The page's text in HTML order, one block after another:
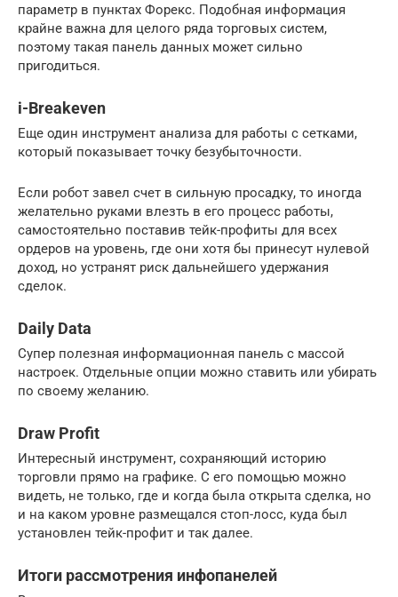
параметр в пунктах Форекс. Подобная информация
крайне важна для целого ряда торговых систем,
поэтому такая панель данных может сильно
пригодиться.
i-Breakeven
Еще один инструмент анализа для работы с сетками,
который показывает точку безубыточности.
Если робот завел счет в сильную просадку, то иногда
желательно руками влезть в его процесс работы,
самостоятельно поставив тейк-профиты для всех
ордеров на уровень, где они хотя бы принесут нулевой
доход, но устранят риск дальнейшего удержания
сделок.
Daily Data
Супер полезная информационная панель с массой
настроек. Отдельные опции можно ставить или убирать
по своему желанию.
Draw Profit
Интересный инструмент, сохраняющий историю
торговли прямо на графике. С его помощью можно
видеть, не только, где и когда была открыта сделка, но
и на каком уровне размещался стоп-лосс, куда был
установлен тейк-профит и так далее.
Итоги рассмотрения инфопанелей